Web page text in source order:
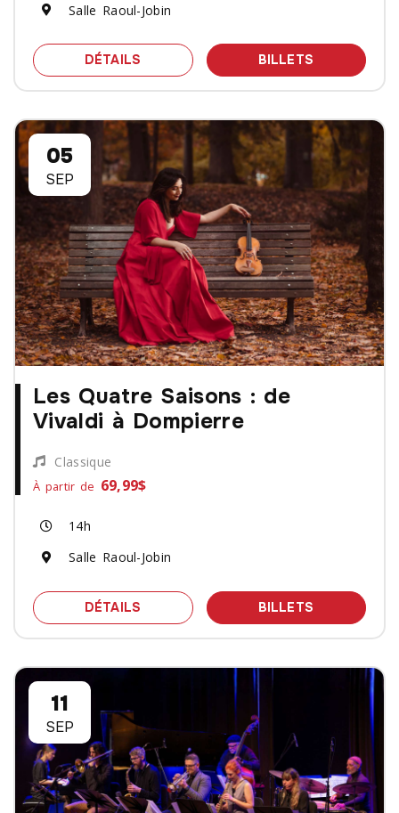
Salle Raoul-Jobin
DÉTAILS SPECTACLE LES QUATRE SAISONS :
BILLETS DES
05
SEP
Les Quatre Saisons : de
Vivaldi à Dompierre
Classique
À partir de 69,99$
14h
Salle Raoul-Jobin
DÉTAILS SPECTACLE LES QUATRE SAISONS :
BILLETS DES
11
SEP